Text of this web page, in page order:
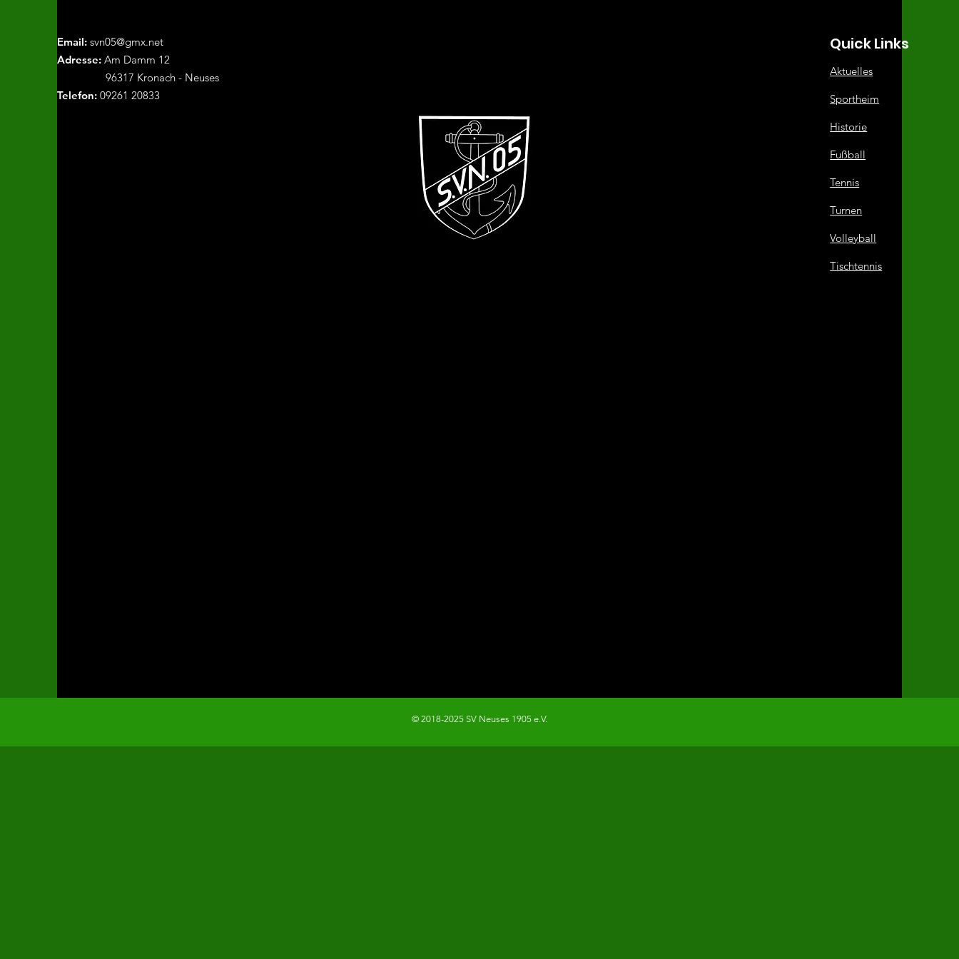
Email: svn05@gmx.net
Adresse: Am Damm 12
96317 Kronach - Neuses
Telefon: 09261 20833
Aktuelles
Sportheim
Historie
Fußball
Tennis
Turnen
Volleyball
Tischtennis
Quick Links
© 2018-2025 SV Neuses 1905 e.V.